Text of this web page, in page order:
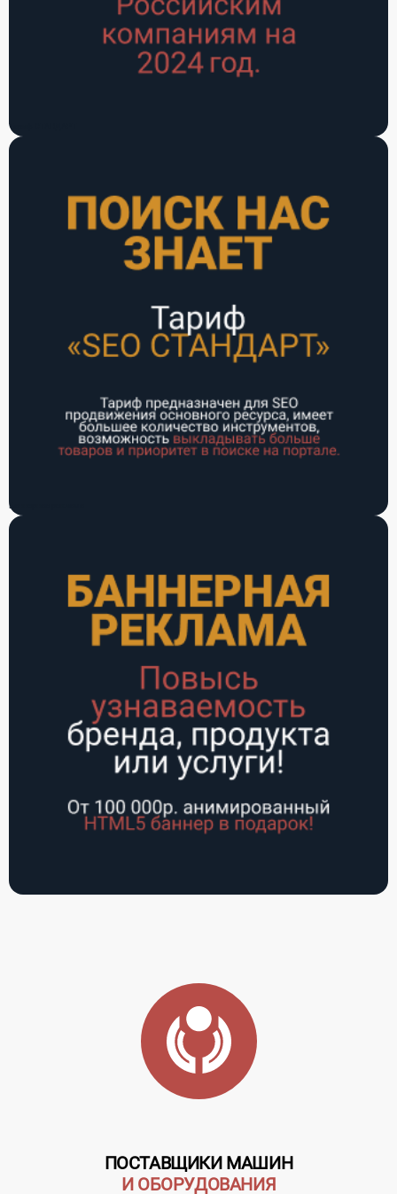
Тариф СТАНДАРТ
Баннерная реклама
ПОСТАВЩИКИ МАШИН
И ОБОРУДОВАНИЯ